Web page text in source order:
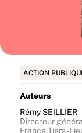
ACTION
Auteurs
Rémy SEILLIER
Directeur
France Tiers-